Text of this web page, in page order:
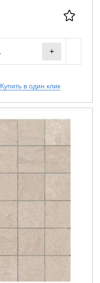
+
Купить в один клик